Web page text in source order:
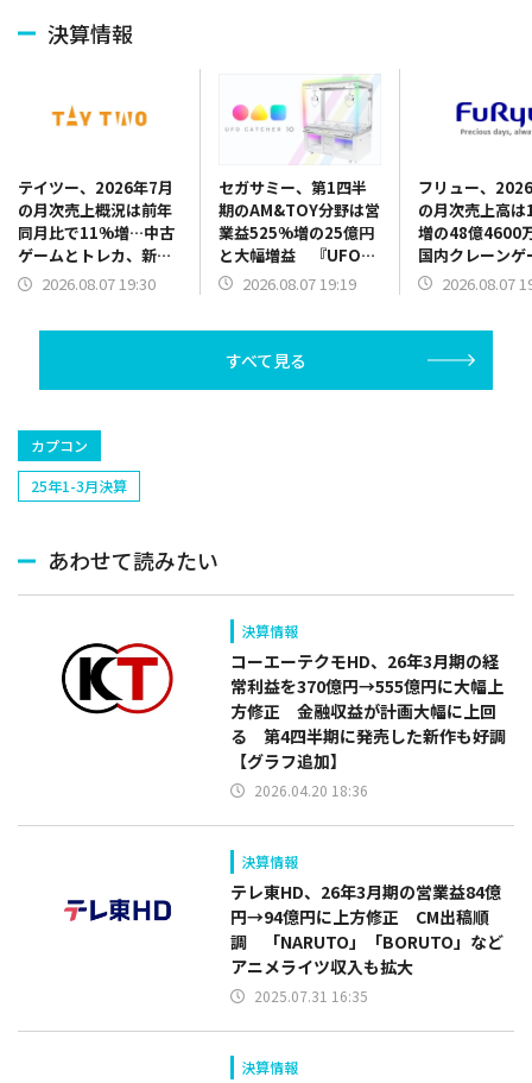
決算情報
テイツー、2026年7月
の月次売上概況は前年
同月比で11%増…中古
ゲームとトレカ、新品
トレカがけん引
2026.08.07 19:30
セガサミー、第1四半
期のAM&TOY分野は営
業益525%増の25億円
と大幅増益 『UFO
CATCHER 10』販売好
2026.08.07 19:19
フリュー、
の月次売上高
増の48億4600
国内クレーンゲ
品が販売好調、
2026.08.07
すべて見る
カプコン
25年1-3月決算
あわせて読みたい
決算情報
コーエーテクモHD、26年3月期の経
常利益を370億円→555億円に大幅上
方修正 金融収益が計画大幅に上回
る 第4四半期に発売した新作も好調
【グラフ追加】
2026.04.20 18:36
決算情報
テレ東HD、26年3月期の営業益84億
円→94億円に上方修正 CM出稿順
調 「NARUTO」「BORUTO」など
アニメライツ収入も拡大
2025.07.31 16:35
決算情報